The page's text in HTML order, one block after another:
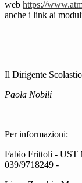
web https://
anche i link ai
Il Dirigente
Paola Nobili
Per informazioni:
Fabio Frittoli - UST
039/9718249 -